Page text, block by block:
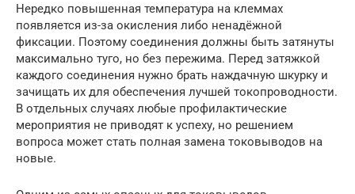
Нередко повышенная температура на клеммах
появляется из-за окисления либо ненадёжной
фиксации. Поэтому соединения должны быть затянуты
максимально туго, но без пережима. Перед затяжкой
каждого соединения нужно брать наждачную шкурку и
зачищать их для обеспечения лучшей токопроводности.
В отдельных случаях любые профилактические
мероприятия не приводят к успеху, но решением
вопроса может стать полная замена токовыводов на
новые.